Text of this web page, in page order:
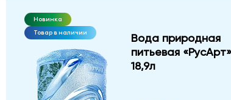
Новинка
Товар в наличии
Вода природная
питьевая
18,9л